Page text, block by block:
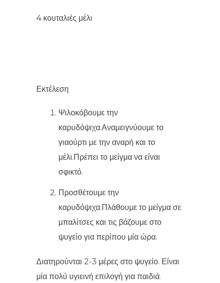
4 κουταλιές μέλι
Εκτέλεση
Ψιλοκόβουμε την
καρυδόψιχα.Αναμειγνύουμε το
γιαούρτι με την αναρή και το
μέλι.Πρέπει το μείγμα να είναι
σφικτό.
Προσθέτουμε την
καρυδόψιχα.Πλάθουμε το μείγμα σε
μπαλίτσες και τις βάζουμε στο
ψυγείο για περίπου μία ώρα.
Διατηρούνται 2-3 μέρες στο ψυγείο. Είναι
μία πολύ υγιεινή επιλογή για παιδιά.